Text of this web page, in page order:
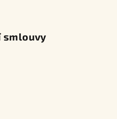
smlouvy